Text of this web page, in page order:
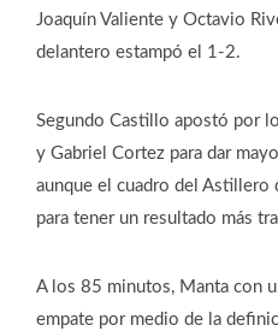
Joaquín Valiente y Octavio
delantero estampó el 1-2.
Segundo Castillo apostó por
y Gabriel Cortez para dar
aunque el cuadro del Astillero
para tener un resultado más
A los 85 minutos, Manta con
empate por medio de la